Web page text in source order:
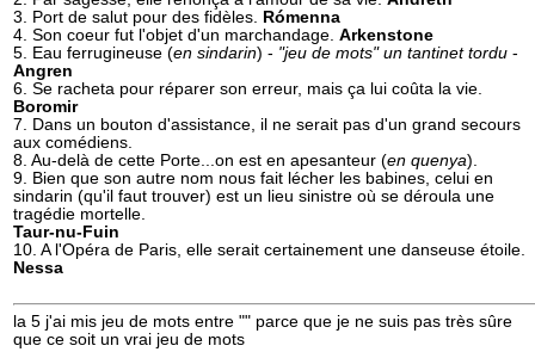
3. Port de salut pour des fidèles. Rómenna
4. Son coeur fut l'objet d'un marchandage. Arkenstone
5. Eau ferrugineuse (en sindarin) - "jeu de mots" un tantinet tordu -
Angren
6. Se racheta pour réparer son erreur, mais ça lui coûta la vie.
Boromir
7. Dans un bouton d'assistance, il ne serait pas d'un grand secours
aux comédiens.
8. Au-delà de cette Porte...on est en apesanteur (en quenya).
9. Bien que son autre nom nous fait lécher les babines, celui en
sindarin (qu'il faut trouver) est un lieu sinistre où se déroula une
tragédie mortelle.
Taur-nu-Fuin
10. A l'Opéra de Paris, elle serait certainement une danseuse étoile.
Nessa
la 5 j'ai mis jeu de mots entre "" parce que je ne suis pas très sûre
que ce soit un vrai jeu de mots